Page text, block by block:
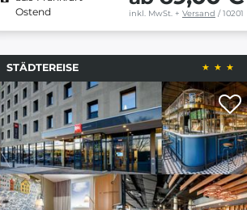
Ostend
inkl. MwSt.+ Versand / 10201
STÄDTEREISE